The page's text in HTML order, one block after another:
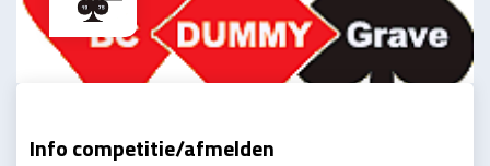
Info competitie/afmelden